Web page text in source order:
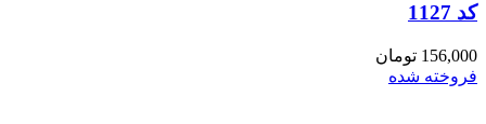
کد 1127
156,000 تومان
فروخته شده